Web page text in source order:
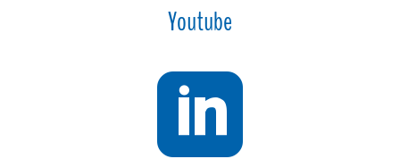
Youtube
